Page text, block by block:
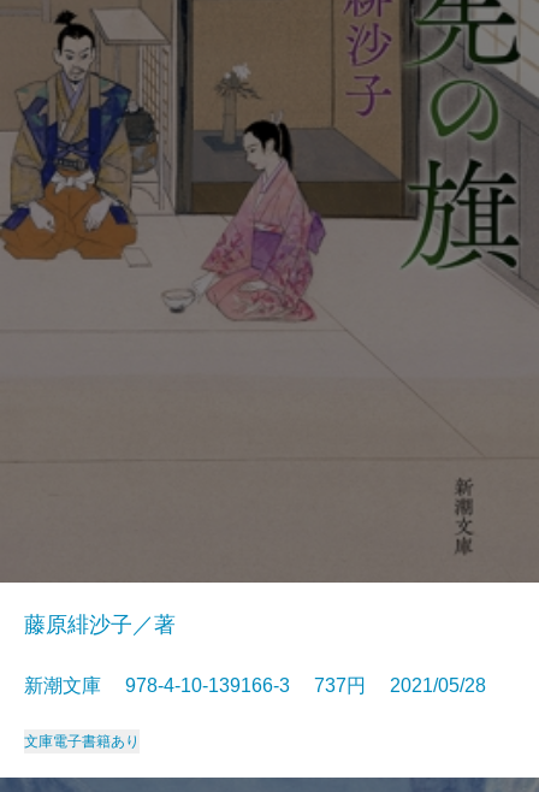
藤原緋沙子／著
新潮文庫 978-4-10-139166-3 737円 2021/05/28
文庫電子書籍あり